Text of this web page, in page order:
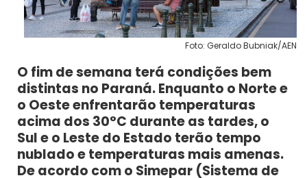
Foto: Geraldo Bubniak/AEN
O fim de semana terá condições bem
distintas no Paraná. Enquanto o Norte e
o Oeste enfrentarão temperaturas
acima dos 30°C durante as tardes, o
Sul e o Leste do Estado terão tempo
nublado e temperaturas mais amenas.
De acordo com o Simepar (Sistema de